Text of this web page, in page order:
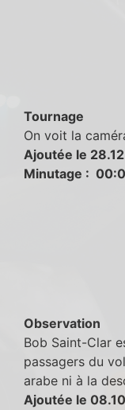
Tournage
On voit la
Ajoutée le
Minutage :
Observation
Bob Saint-Clar
passagers du
arabe ni à la
Ajoutée le